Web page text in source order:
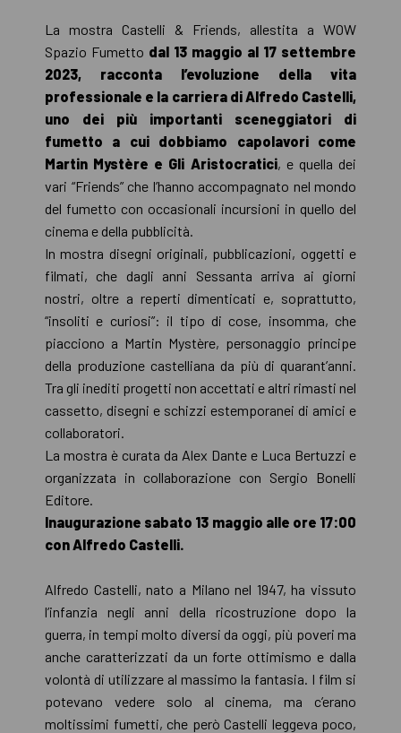
La mostra Castelli & Friends, allestita a WOW
Spazio Fumetto dal 13 maggio al 17 settembre
2023, racconta l’evoluzione della vita
professionale e la carriera di Alfredo Castelli,
uno dei più importanti sceneggiatori di
fumetto a cui dobbiamo capolavori come
Martin Mystère e Gli Aristocratici, e quella dei
vari “Friends” che l’hanno accompagnato nel mondo
del fumetto con occasionali incursioni in quello del
cinema e della pubblicità.
In mostra disegni originali, pubblicazioni, oggetti e
filmati, che dagli anni Sessanta arriva ai giorni
nostri, oltre a reperti dimenticati e, soprattutto,
“insoliti e curiosi”: il tipo di cose, insomma, che
piacciono a Martin Mystère, personaggio principe
della produzione castelliana da più di quarant’anni.
Tra gli inediti progetti non accettati e altri rimasti nel
cassetto, disegni e schizzi estemporanei di amici e
collaboratori.
La mostra è curata da Alex Dante e Luca Bertuzzi e
organizzata in collaborazione con Sergio Bonelli
Editore.
Inaugurazione sabato 13 maggio alle ore 17:00
con Alfredo Castelli.
Alfredo Castelli, nato a Milano nel 1947, ha vissuto
l’infanzia negli anni della ricostruzione dopo la
guerra, in tempi molto diversi da oggi, più poveri ma
anche caratterizzati da un forte ottimismo e dalla
volontà di utilizzare al massimo la fantasia. I film si
potevano vedere solo al cinema, ma c’erano
moltissimi fumetti, che però Castelli leggeva poco,